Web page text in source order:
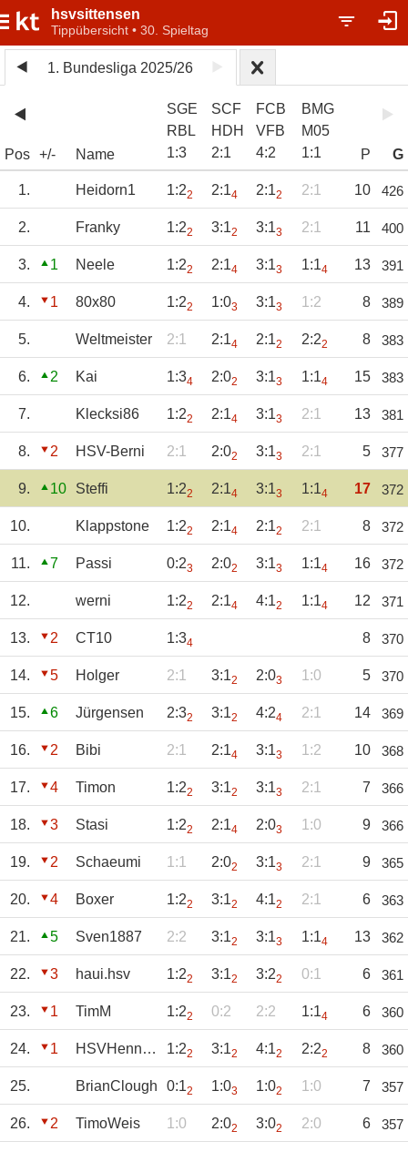
hsvsittensen
Tippübersicht • 30. Spieltag
1. Bundesliga 2025/26
Pos +/- Name
SGE
RBL
1:3
SCF
HDH
2:1
FCB
VFB
4:2
BMG
M05
1:1 P G
1. Heidorn1 1:22 2:14 2:12 2:1 10 426
2. Franky 1:22 3:12 3:13 2:1 11 400
3. 1 Neele 1:22 2:14 3:13 1:14 13 391
4. 1 80x80 1:22 1:03 3:13 1:2 8 389
5. Weltmeister 2:1 2:14 2:12 2:22 8 383
6. 2 Kai 1:34 2:02 3:13 1:14 15 383
7. Klecksi86 1:22 2:14 3:13 2:1 13 381
8. 2 HSV-Berni 2:1 2:02 3:13 2:1 5 377
9. 10 Steffi 1:22 2:14 3:13 1:14 17 372
10. Klappstone 1:22 2:14 2:12 2:1 8 372
11. 7 Passi 0:23 2:02 3:13 1:14 16 372
12. werni 1:22 2:14 4:12 1:14 12 371
13. 2 CT10 1:34 8 370
14. 5 Holger 2:1 3:12 2:03 1:0 5 370
15. 6 Jürgensen 2:32 3:12 4:24 2:1 14 369
16. 2 Bibi 2:1 2:14 3:13 1:2 10 368
17. 4 Timon 1:22 3:12 3:13 2:1 7 366
18. 3 Stasi 1:22 2:14 2:03 1:0 9 366
19. 2 Schaeumi 1:1 2:02 3:13 2:1 9 365
20. 4 Boxer 1:22 3:12 4:12 2:1 6 363
21. 5 Sven1887 2:2 3:12 3:13 1:14 13 362
22. 3 haui.hsv 1:22 3:12 3:22 0:1 6 361
23. 1 TimM 1:22 0:2 2:2 1:14 6 360
24. 1 HSVHenning 1:22 3:12 4:12 2:22 8 360
25. BrianClough 0:12 1:03 1:02 1:0 7 357
26. 2 TimoWeis 1:0 2:02 3:02 2:0 6 357